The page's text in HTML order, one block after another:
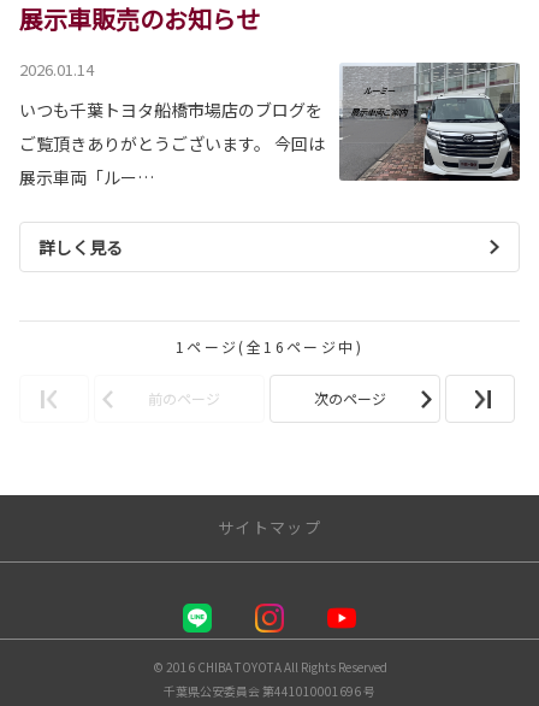
展示車販売のお知らせ
2026.01.14
いつも千葉トヨタ船橋市場店のブログを
ご覧頂きありがとうございます。 今回は
展示車両「ルー…
詳しく見る
1ページ(全16ページ中)
前のページ 次のページ
サイトマップ
千葉トヨタ自動車 株式会社
© 2016 CHIBA TOYOTA All Rights Reserved
千葉県公安委員会 第441010001696 号